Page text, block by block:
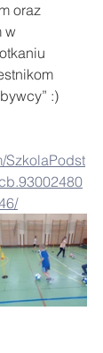
oraz
w
:)
SzkolaPodst